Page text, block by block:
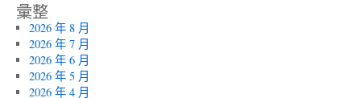
彙整
2026 年 8 月
2026 年 7 月
2026 年 6 月
2026 年 5 月
2026 年 4 月